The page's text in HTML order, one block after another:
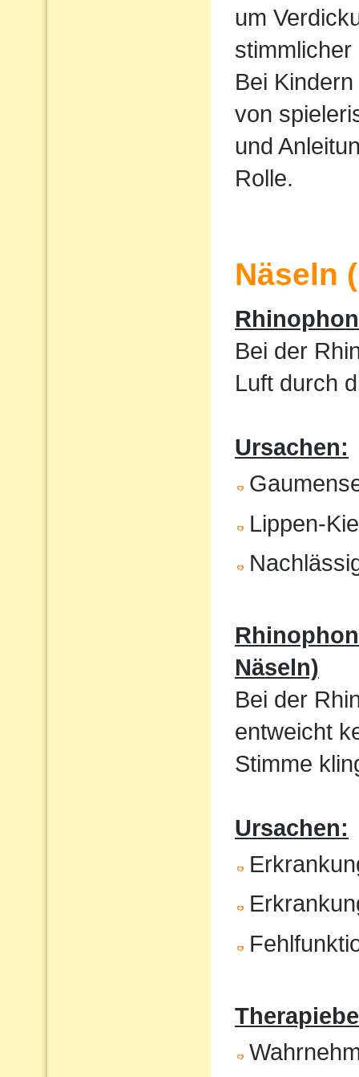
um
Bei
von
und
Rolle.
Näseln
Bei der
Luft durch
Ursachen:
Lippen-
Näseln)
Bei der
entweicht
Stimme
Ursachen: